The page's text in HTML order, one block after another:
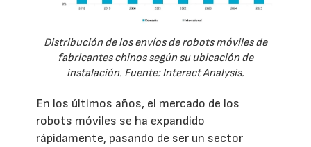
Distribución de los envíos de robots móviles de
fabricantes chinos según su ubicación de
instalación. Fuente: Interact Analysis.
En los últimos años, el mercado de los
robots móviles se ha expandido
rápidamente, pasando de ser un sector